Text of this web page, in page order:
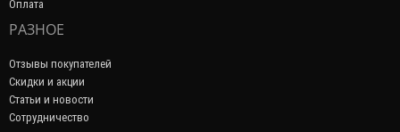
Оплата
РАЗНОЕ
Отзывы покупателей
Скидки и акции
Статьи и новости
Сотрудничество